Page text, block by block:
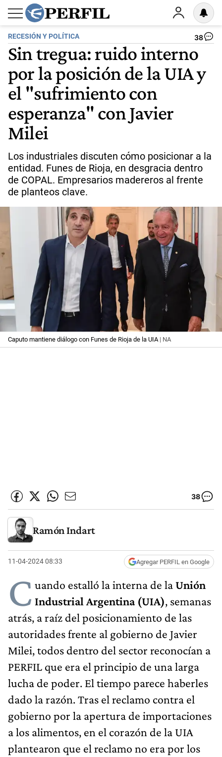
RECESIÓN Y POLÍTICA 38
Sin tregua: ruido interno
por la posición de la UIA y
el "sufrimiento con
esperanza" con Javier
Milei
Los industriales discuten cómo posicionar a la
entidad. Funes de Rioja, en desgracia dentro
de COPAL. Empresarios madereros al frente
de planteos clave.
Caputo mantiene diálogo con Funes de Rioja de la UIA| NA
38
Ramón Indart
11-04-2024 08:33 Agregar PERFIL en Google
C uando estalló la interna de laUnión
Industrial Argentina (UIA), semanas
atrás, a raíz del posicionamiento de las
autoridades frente al gobierno de Javier
Milei, todos dentro del sector reconocían a
PERFIL que era el principio de una larga
lucha de poder. El tiempo parece haberles
dado la razón. Tras el reclamo contra el
gobierno por la apertura de importaciones
a los alimentos, en el corazón de la UIA
plantearon que el reclamo no era por los